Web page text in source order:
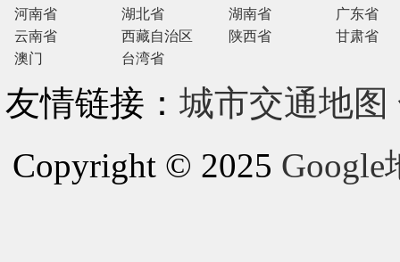
河南省
湖北省 湖南省
广东省
云南省
西藏自治区 陕西省
甘肃省
澳门
台湾省
友情链接： 城市交通地图
Copyright © 2025 Google